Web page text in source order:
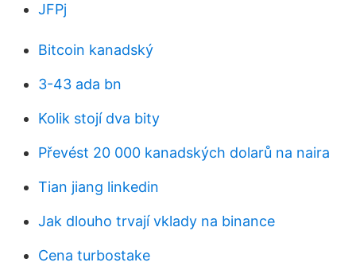
JFPj
Bitcoin kanadský
3-43 ada bn
Kolik stojí dva bity
Převést 20 000 kanadských dolarů na naira
Tian jiang linkedin
Jak dlouho trvají vklady na binance
Cena turbostake